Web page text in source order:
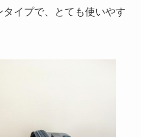
タイプで、とても使いやす